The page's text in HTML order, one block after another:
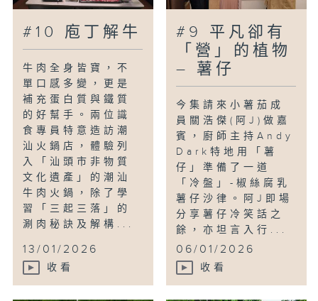
#10 庖丁解牛
牛肉全身皆寶，不
單口感多變，更是
補充蛋白質與鐵質
的好幫手。兩位識
食專員特意造訪潮
汕火鍋店，體驗列
入「汕頭市非物質
文化遺產」的潮汕
牛肉火鍋，除了學
習「三起三落」的
涮肉秘訣及解構...
13/01/2026
收看
#9 平凡卻有
「營」的植物
– 薯仔
今集請來小薯茄成
員關浩傑(阿J)做嘉
賓，廚師主持Andy
Dark特地用「薯
仔」準備了一道
「冷盤」-椒絲腐乳
薯仔沙律。阿J即場
分享薯仔冷笑話之
餘，亦坦言入行...
06/01/2026
收看